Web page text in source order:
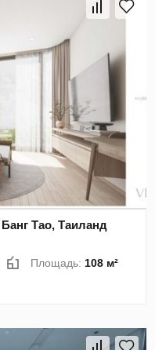
Тао, Таиланд
Площадь: 108 м²